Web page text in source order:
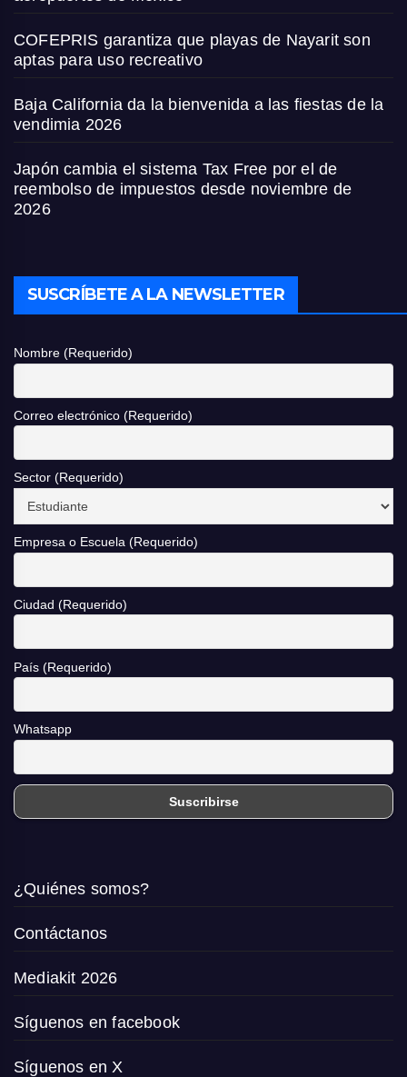
COFEPRIS garantiza que playas de Nayarit son
aptas para uso recreativo
Baja California da la bienvenida a las fiestas de la
vendimia 2026
Japón cambia el sistema Tax Free por el de
reembolso de impuestos desde noviembre de
2026
SUSCRÍBETE A LA NEWSLETTER
Nombre (Requerido)
Correo electrónico (Requerido)
Sector (Requerido)
Empresa o Escuela (Requerido)
Ciudad (Requerido)
País (Requerido)
Whatsapp
¿Quiénes somos?
Contáctanos
Mediakit 2026
Síguenos en facebook
Síguenos en X